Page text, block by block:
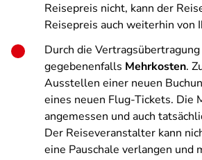
Reisepreis nicht, kann der
Reisepreis auch weiterhin von
Durch die
gegebenenfalls Mehrkosten.
Ausstellen einer neuen
eines neuen Flug-Tickets. Die
angemessen und auch
Der Reiseveranstalter kann
eine Pauschale verlangen und